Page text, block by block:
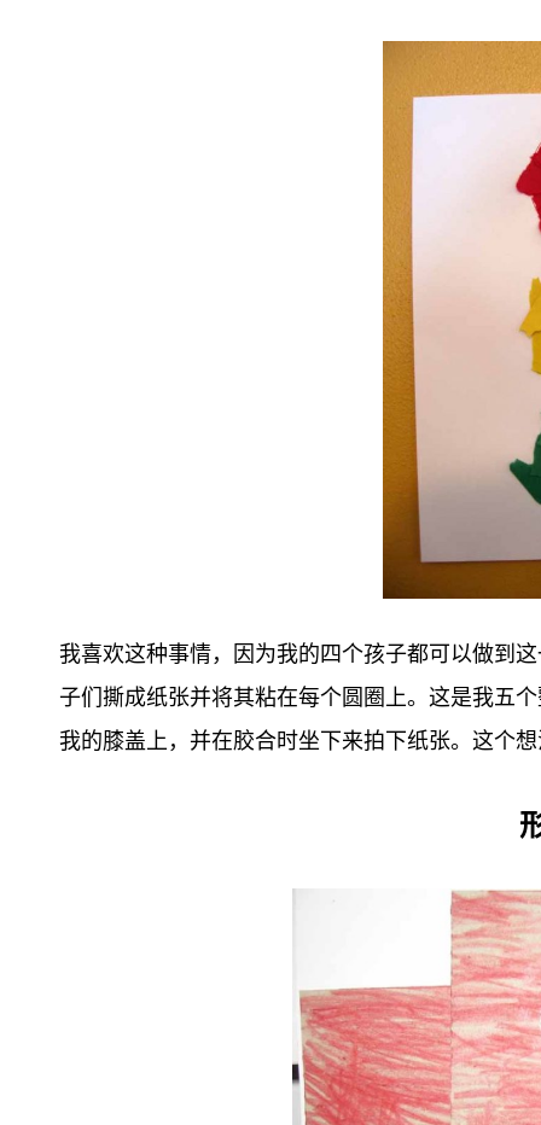
我喜欢这种事情，因为我的四个孩子都可以做到
子们撕成纸张并将其粘在每个圆圈上。这是我五
我的膝盖上，并在胶合时坐下来拍下纸张。这个